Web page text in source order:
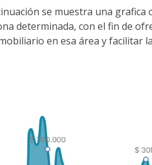
se muestra una grafica
determinada, con el fin de
en esa área y facilitar